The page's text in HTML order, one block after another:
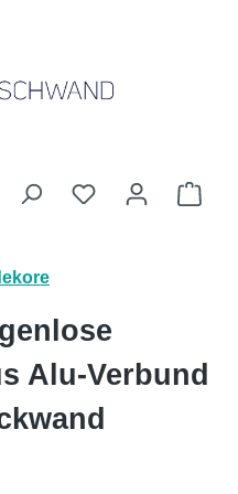
Du hast 0
Alu-Verbund